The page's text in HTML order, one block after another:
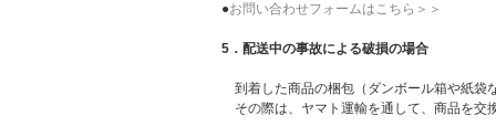
●お問い合わせフォームはこちら＞＞
5．配送中の事故による破損の場合
到着した商品の梱包（ダンボール箱や紙袋
その際は、ヤマト運輸を通して、商品を交